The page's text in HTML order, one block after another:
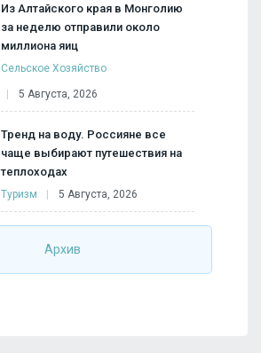
Из Алтайского края в Монголию
за неделю отправили около
миллиона яиц
Сельское Хозяйство
5 Августа, 2026
Тренд на воду. Россияне все
чаще выбирают путешествия на
теплоходах
Туризм 5 Августа, 2026
Архив